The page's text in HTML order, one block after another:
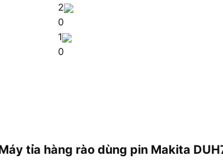
2
0
1
0
tỉa hàng rào dùng pin Makita